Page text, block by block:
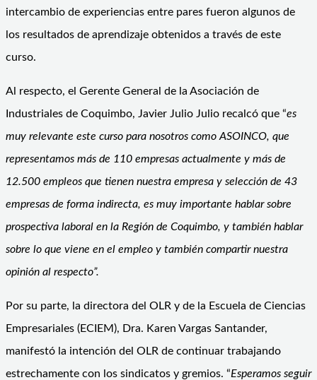
intercambio de experiencias entre pares fueron algunos de
los resultados de aprendizaje obtenidos a través de este
curso.
Al respecto, el Gerente General de la Asociación de
Industriales de Coquimbo, Javier Julio Julio recalcó que “es
muy relevante este curso para nosotros como ASOINCO, que
representamos más de 110 empresas actualmente y más de
12.500 empleos que tienen nuestra empresa y selección de 43
empresas de forma indirecta, es muy importante hablar sobre
prospectiva laboral en la Región de Coquimbo, y también hablar
sobre lo que viene en el empleo y también compartir nuestra
opinión al respecto”.
Por su parte, la directora del OLR y de la Escuela de Ciencias
Empresariales (ECIEM), Dra. Karen Vargas Santander,
manifestó la intención del OLR de continuar trabajando
estrechamente con los sindicatos y gremios. “Esperamos seguir